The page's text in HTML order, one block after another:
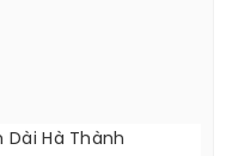
Dài Hà Thành